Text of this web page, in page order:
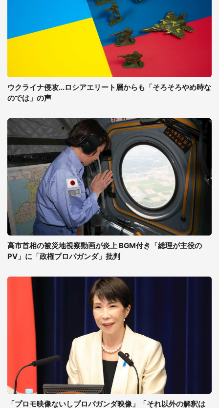
ウクライナ侵攻...ロシアエリート層からも「そろそろやめ時な
のでは」の声
高市首相の被災地視察動画が炎上 BGM付き「総理が主役の
PV」に「政権プロパガンダ」批判
「プロモ映像ないしプロパガンダ映像」「それ以外の解釈は